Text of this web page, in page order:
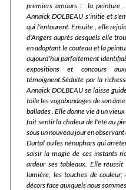
premiers amours : la peinture
Annaick DOLBEAU s'initie et
qui l'entourent. Ensuite , elle
d'Angers auprès desquels elle
en adoptant le couteau et la
aujourd'hui parfaitement
expositions et concours
témoignent.Séduite par la
Annaick DOLBEAU se laisse
toile les vagabondages de son
ballades . Elle donne vie à un
fait sentir la chaleur de l'été au
sous un nouveau jour en
Durtal ou les nénuphars qui
saisir la magie de ces instants
ardeur ses tableaux. Elle
lumière, les touches de
décors face auxquels nous